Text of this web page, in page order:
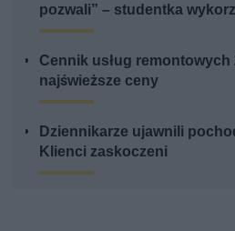
pozwali” – studentka
Cennik usług remontowych
najświeższe ceny
Dziennikarze ujawnili
Klienci zaskoczeni